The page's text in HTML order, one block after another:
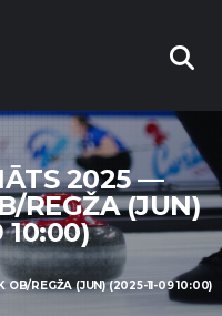
2025 —
REGŽA (JUN)
10:00)
REGŽA (JUN) (2025-11-09 10:00)